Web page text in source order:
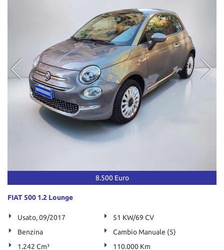
8.500 Euro
FIAT 500 1.2 Lounge
Usato, 09/2017
51 KW/69 CV
Benzina
Cambio Manuale (5)
1.242 Cm³
110.000 Km